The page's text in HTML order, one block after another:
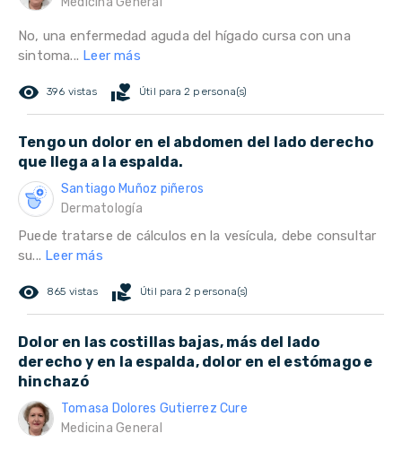
No, una enfermedad aguda del hígado cursa con una
sintoma... Leer más
remove_red_eye 396 vistas volunteer_activism Útil para 2 persona(s)
Tengo un dolor en el abdomen del lado derecho
que llega a la espalda.
Santiago Muñoz piñeros
Dermatología
Puede tratarse de cálculos en la vesícula, debe consultar
su... Leer más
remove_red_eye 865 vistas volunteer_activism Útil para 2 persona(s)
Dolor en las costillas bajas, más del lado
derecho y en la espalda, dolor en el estómago e
hinchazó
Tomasa Dolores Gutierrez Cure
Medicina General